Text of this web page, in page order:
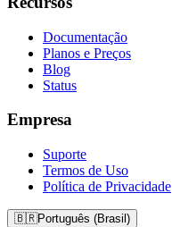
Documentação
Planos e Preços
Blog
Status
Empresa
Suporte
Termos de Uso
Política de Privacidade
🇧🇷Português (Brasil)